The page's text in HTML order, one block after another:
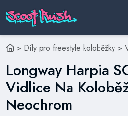
> Díly pro freestyle koloběžky >
Longway Harpia
Vidlice Na
Neochrom